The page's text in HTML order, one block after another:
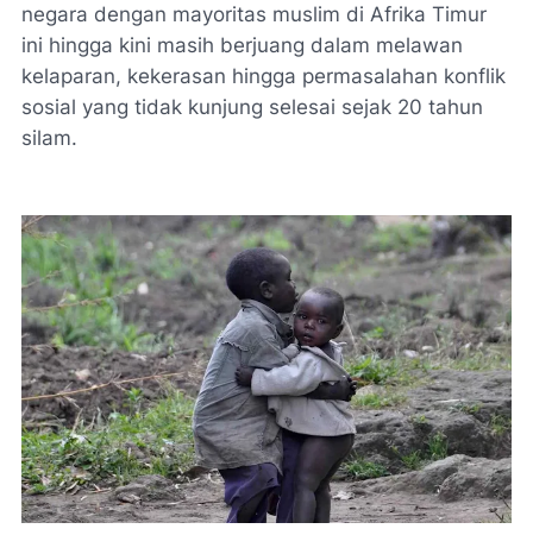
negara dengan mayoritas muslim di Afrika Timur
ini hingga kini masih berjuang dalam melawan
kelaparan, kekerasan hingga permasalahan konflik
sosial yang tidak kunjung selesai sejak 20 tahun
silam.